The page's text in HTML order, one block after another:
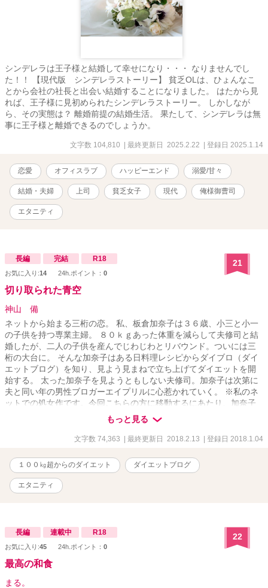
シンデレラは王子様と結婚して幸せになり・・・ なりませんでし
た！！ 【現代版 シンデレラストーリー】 貧乏OLは、ひょんなこ
とから会社の社長と出会い結婚することになりました。 はたから見
れば、王子様に見初められたシンデレラストーリー。 しかしなが
ら、その実態は？ 離婚前提の結婚生活。 果たして、シンデレラは無
事に王子様と離婚できるのでしょうか。
文字数 104,810 | 最終更新日 2025.2.22 | 登録日 2025.1.14
恋愛 オフィスラブ ハッピーエンド 溺愛/甘々
結婚・夫婦 上司 貧乏女子 現代 俺様御曹司
エタニティ
長編 完結 R18
お気に入り:14 24h.ポイント： 0
21
切り取られた青空
神山 備
ネットから始まる三桁の恋。 私、板倉加奈子は３６歳、小三と小一
の子供を持つ専業主婦。 ８０ｋｇあった体重を減らして夫修司と結
婚したが、二人の子供を産んでじわじわとリバウンド。ついには三
桁の大台に。 そんな加奈子はある日料理レシピからダイブロ（ダイ
エットブログ）を知り、見よう見まねで立ち上げてダイエットを開
始する。 太った加奈子を見ようともしない夫修司。加奈子は次第に
夫と同い年の男性ブロガーエイプリルに心惹かれていく。 ※私のネ
ットでの処女作です。今回こちらの方に移動するにあたり、加奈子
編と亮平編を章立てで一つにまとめることにしました。
もっと見る
文字数 74,363 | 最終更新日 2018.2.13 | 登録日 2018.1.04
１００㎏超からのダイエット ダイエットブログ
エタニティ
長編 連載中 R18
お気に入り:45 24h.ポイント： 0
22
最高の和食
まる。